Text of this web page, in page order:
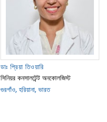
ডাঃ প্রিয়া তিওয়ারি
সিনিয়র কনসালটেন্ট অনকোলজিস্ট
গুরগাঁও, হরিয়ানা, ভারত